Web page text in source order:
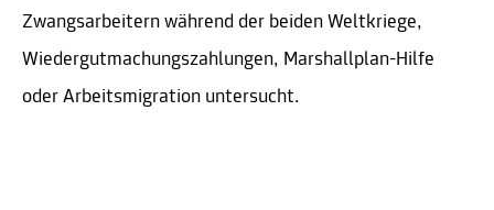
Zwangsarbeitern während der beiden Weltkriege,
Wiedergutmachungszahlungen, Marshallplan-Hilfe
oder Arbeitsmigration untersucht.